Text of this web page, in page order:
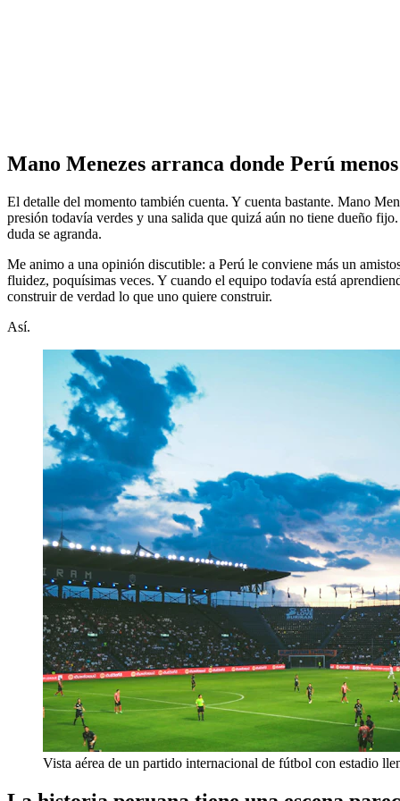
Mano Menezes arranca donde Perú
El detalle del momento también cuenta. Y cuenta bastante. Mano
presión todavía verdes y una salida que quizá aún no tiene dueño
duda se agranda.
Me animo a una opinión discutible: a Perú le conviene más un
fluidez, poquísimas veces. Y cuando el equipo todavía está
construir de verdad lo que uno quiere construir.
Así.
Vista aérea de un partido internacional de fútbol con estadio